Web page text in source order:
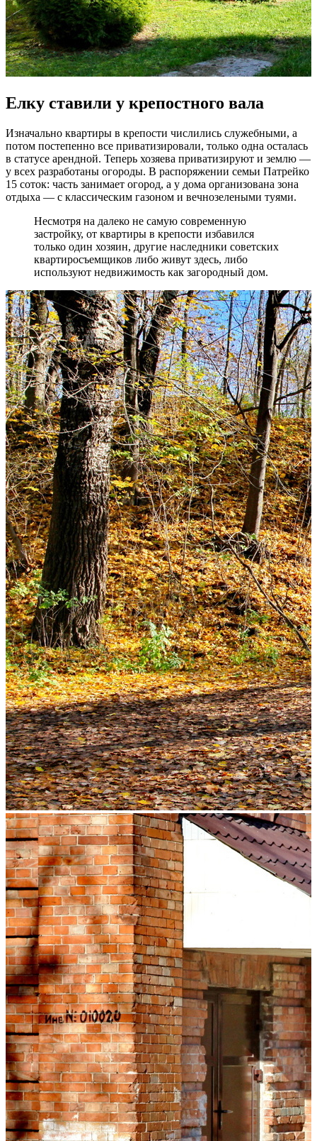
Елку ставили у крепостного вала
Изначально квартиры в крепости числились служебными, а
потом постепенно все приватизировали, только одна осталась
в статусе арендной. Теперь хозяева приватизируют и землю —
у всех разработаны огороды. В распоряжении семьи Патрейко
15 соток: часть занимает огород, а у дома организована зона
отдыха — с классическим газоном и вечнозелеными туями.
Несмотря на далеко не самую современную
застройку, от квартиры в крепости избавился
только один хозяин, другие наследники советских
квартиросъемщиков либо живут здесь, либо
используют недвижимость как загородный дом.